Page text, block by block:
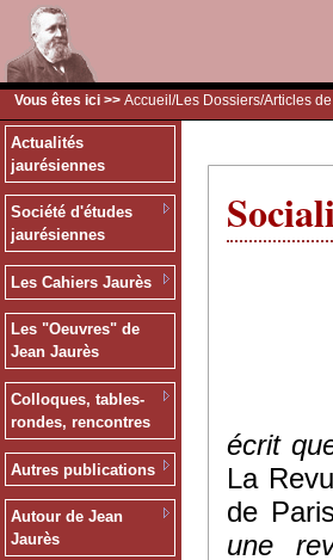
Vous êtes ici >> Accueil /Les Dossiers/Articles
Actualités
jaurésiennes
Société d'études
jaurésiennes
Les Cahiers Jaurès
Les "Oeuvres" de
Jean Jaurès
Colloques, tables-
rondes, rencontres
Autres publications
Autour de Jean
Jaurès
écrit
La
de
une